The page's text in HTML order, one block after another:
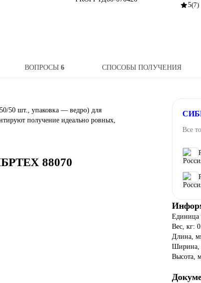
5(7)
ВОПРОСЫ 6 СПОСОБЫ ПОЛУЧЕНИЯ
50 шт., упаковка — ведро) для
получение идеально ровных,
88070
Все
Единица
Вес, кг:
Длина,
Ширина,
Высота,